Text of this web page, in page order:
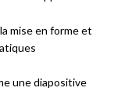
mise en forme et
une diapositive